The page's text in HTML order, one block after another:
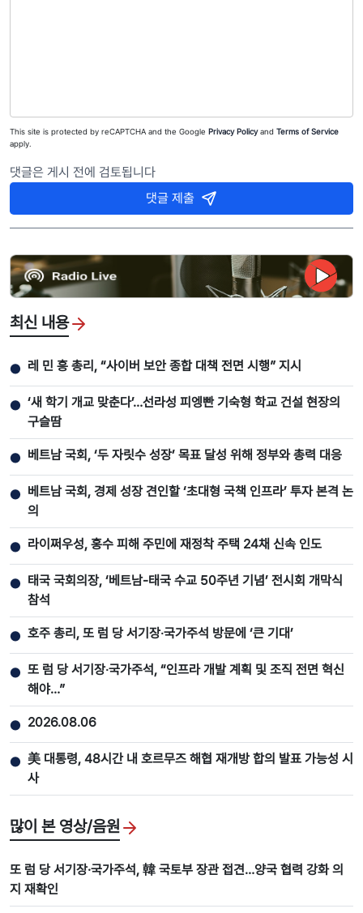
This site is protected by reCAPTCHA and the Google Privacy Policyand Terms of Service
apply.
댓글은 게시 전에 검토됩니다
댓글 제출
최신 내용
● 레 민 흥 총리, “사이버 보안 종합 대책 전면 시행” 지시
● ‘새 학기 개교 맞춘다’…선라성 피엥빤 기숙형 학교 건설 현장의
구슬땀
● 베트남 국회, ‘두 자릿수 성장’ 목표 달성 위해 정부와 총력 대응
● 베트남 국회, 경제 성장 견인할 ‘초대형 국책 인프라’ 투자 본격 논
의
● 라이쩌우성, 홍수 피해 주민에 재정착 주택 24채 신속 인도
● 태국 국회의장, ‘베트남-태국 수교 50주년 기념’ 전시회 개막식
참석
● 호주 총리, 또 럼 당 서기장‧국가주석 방문에 ‘큰 기대’
● 또 럼 당 서기장‧국가주석, “인프라 개발 계획 및 조직 전면 혁신
해야…”
● 2026.08.06
● 美 대통령, 48시간 내 호르무즈 해협 재개방 합의 발표 가능성 시
사
많이 본 영상/음원
또 럼 당 서기장·국가주석, 韓 국토부 장관 접견…양국 협력 강화 의
지 재확인